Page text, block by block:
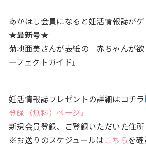
あかほし会員になると妊活情報誌がゲ
★最新号★
菊地亜美さんが表紙の『赤ちゃんが
ーフェクトガイド』
妊活情報誌プレゼントの詳細はコチラ
登録（無料）ページ』
新規会員登録、ご登録いただいた住所
※お送りのスケジュールは こちらを確